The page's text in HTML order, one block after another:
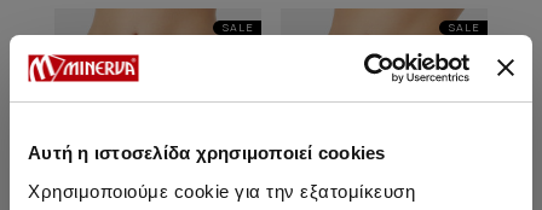
Αυτή η ιστοσελίδα χρησιμοποιεί cookies
Χρησιμοποιούμε cookie για την εξατομίκευση
SALE SALE